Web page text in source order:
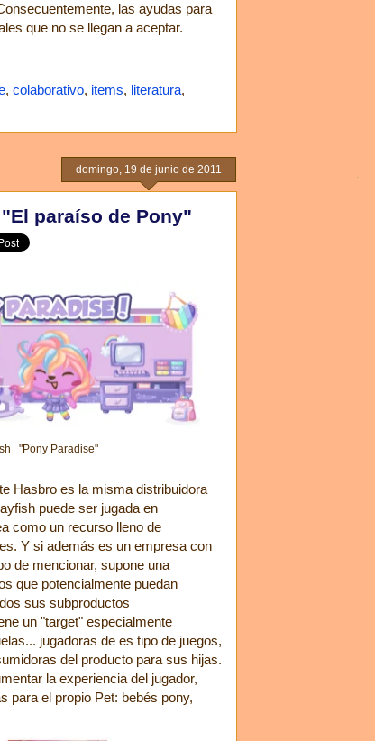
las ayudas para
que no se llegan a aceptar.
, colaborativo, items, literatura,
domingo, 19 de junio de 2011
paraíso de Pony"
"Pony Paradise"
Hasbro es la misma distribuidora
puede ser jugada en
como un recurso lleno de
Y si además es un empresa con
de mencionar, supone una
que potencialmente puedan
sus subproductos
un "target" especialmente
jugadoras de es tipo de juegos,
del producto para sus hijas.
la experiencia del jugador,
para el propio Pet: bebés pony,